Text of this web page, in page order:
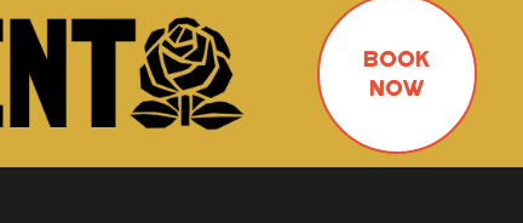
BOOK
NOW